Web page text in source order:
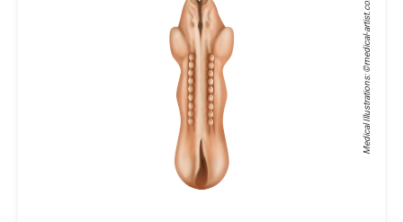
Medical Illustrations: ©
medical-artist.com